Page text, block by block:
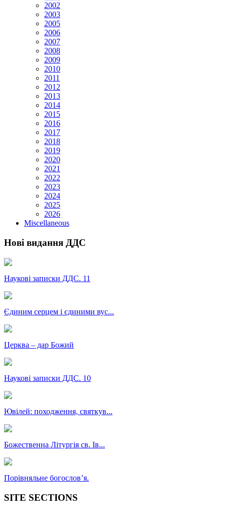
2002
2003
2005
2006
2007
2008
2009
2010
2011
2012
2013
2014
2015
2016
2017
2018
2019
2020
2021
2022
2023
2024
2025
2026
Miscellaneous
Нові видання ДДС
Наукові записки ДДС. 11
Єдиним серцем і єдиними вус...
Церква – дар Божий
Наукові записки ДДС. 10
Ювілей: походження, святкув...
Божественна Літургія св. Ів...
Порівняльне богословʼя.
SITE SECTIONS